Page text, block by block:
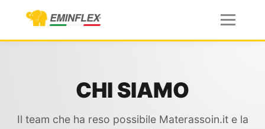
CHI SIAMO
Il team che ha reso possibile Materassoin.it e la